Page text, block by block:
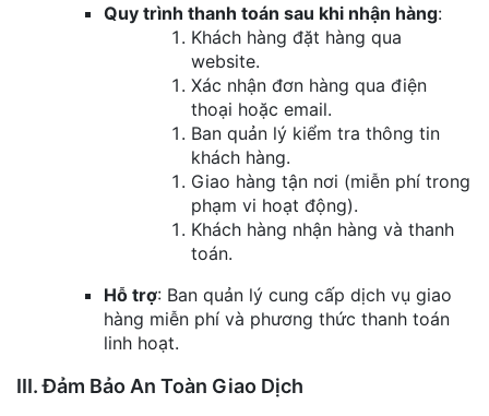
Quy trình thanh toán sau khi nhận hàng:
Khách hàng đặt hàng qua
website.
Xác nhận đơn hàng qua điện
thoại hoặc email.
Ban quản lý kiểm tra thông tin
khách hàng.
Giao hàng tận nơi (miễn phí trong
phạm vi hoạt động).
Khách hàng nhận hàng và thanh
toán.
Hỗ trợ: Ban quản lý cung cấp dịch vụ giao
hàng miễn phí và phương thức thanh toán
linh hoạt.
III. Đảm Bảo An Toàn Giao Dịch